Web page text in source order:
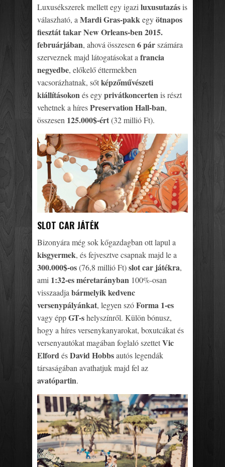
Luxusékszerek mellett egy igazi luxusutazásis
válaszható, a Mardi Gras-pakkegyötnapos
fiesztát takar New Orleans-ben 2015.
februárjában, ahová összesen 6 párszámára
szerveznek majd látogatásokat a francia
negyedbe, előkelő éttermekben
vacsorázhatnak, sőtképzőművészeti
kiállításokonés egyprivátkoncertenis részt
vehetnek a híresPreservation Hall-ban,
összesen 125.000$-ért(32 millió Ft).
SLOT CAR JÁTÉK
Bizonyára még sok kőgazdagban ott lapul a
kisgyermek, és fejvesztve csapnak majd le a
300.000$-os(76,8 millió Ft)slot car játékra,
ami 1:32-es méretarányban 100%-osan
visszaadja bármelyik kedvenc
versenypályánkat, legyen szóForma 1-es
vagy éppGT-shelyszínről. Külön bónusz,
hogy a híres versenykanyarokat, boxutcákat és
versenyautókat magában foglaló szettetVic
ElfordésDavid Hobbsautós legendák
társaságában avathatjuk majd fel az
avatópartin.